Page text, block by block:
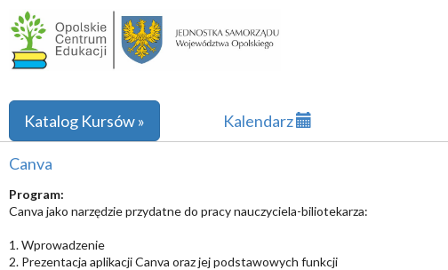
Katalog Kursów » Kalendarz
Canva
Program:
Canva jako narzędzie przydatne do pracy nauczyciela-biliotekarza:
1. Wprowadzenie
2. Prezentacja aplikacji Canva oraz jej podstawowych funkcji